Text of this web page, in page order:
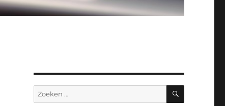
Zoeken
naar:
ZOEKEN